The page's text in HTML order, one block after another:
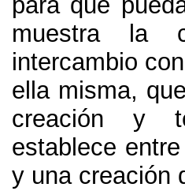
muestra la
intercambio
ella misma,
creación y
establece
y una creación